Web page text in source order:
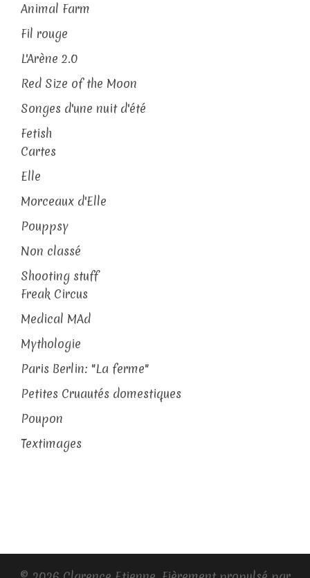
Animal Farm
Fil rouge
L'Arène 2.0
Red Size of the Moon
Songes d'une nuit d'été
Fetish
Cartes
Elle
Morceaux d'Elle
Pouppsy
Non classé
Shooting stuff
Freak Circus
Medical MAd
Mythologie
Paris Berlin: "La ferme"
Petites Cruautés domestiques
Poupon
Textimages